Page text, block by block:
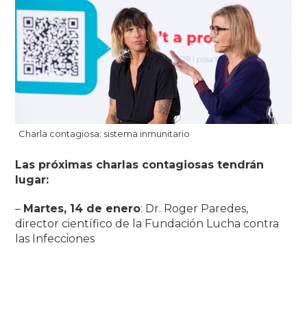
Charla contagiosa: sistema inmunitario
Las próximas charlas contagiosas tendrán
lugar:
– Martes, 14 de enero: Dr. Roger Paredes,
director científico de la Fundación Lucha contra
las Infecciones